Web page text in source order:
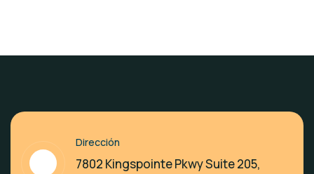
Dirección
7802 Kingspointe Pkwy Suite 205,